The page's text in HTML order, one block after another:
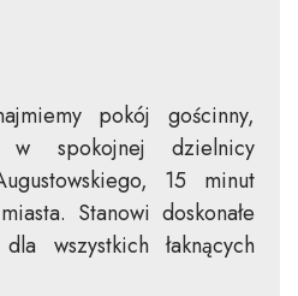
pokój gościnny,
w spokojnej dzielnicy
15 minut
Stanowi doskonałe
wszystkich łaknących